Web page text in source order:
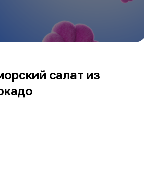
салат из